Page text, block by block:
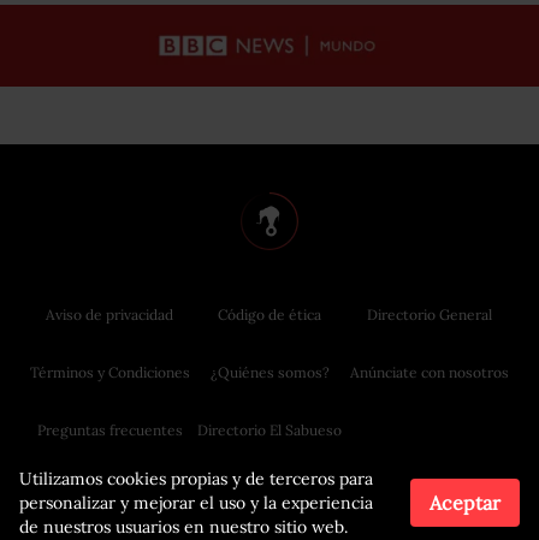
Utilizamos cookies propias y de terceros para
personalizar y mejorar el uso y la experiencia
de nuestros usuarios en nuestro sitio web.
Aceptar
Aviso de privacidad
Términos y Condiciones
Preguntas frecuentes
Código de ética
¿Quiénes somos?
Directorio El Sabueso
Directorio General
Anúnciate con nosotros